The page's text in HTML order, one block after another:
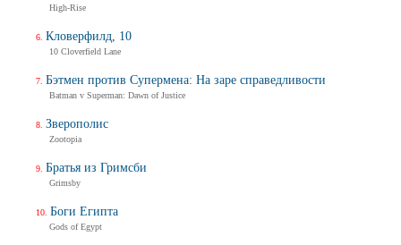
High-Rise
Кловерфилд, 10
10 Cloverfield Lane
Бэтмен против Супермена: На заре справедливости
Batman v Superman: Dawn of Justice
Зверополис
Zootopia
Братья из Гримсби
Grimsby
Боги Египта
Gods of Egypt